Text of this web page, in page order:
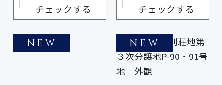
チェックする
チェックする
NEW NEW